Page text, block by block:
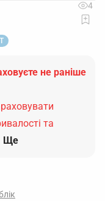
4
не раніше
та
Ще